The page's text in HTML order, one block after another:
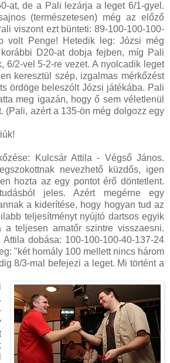
at, de a Pali lezárja a leget 6/1-gyel.
(természetesen) még az előző
viszont ezt bünteti: 89-100-100-100-
volt Penge! Hetedik leg: Józsi még
D20-at dobja fejben, míg Pali
6/2-vel 5-2-re vezet. A nyolcadik leget
keresztül szép, izgalmas mérkőzést
ördöge beleszólt Józsi játékába. Pali
meg igazán, hogy ő sem véletlenül
(Pali, azért a 135-ön még dolgozz egy
Kulcsár Attila - Végső János.
nevezhető küzdős, igen
hozta az egy pontot érő döntetlent.
jeles. Azért megérne egy
a kiderítése, hogy hogyan tud az
teljesítményt nyújtó dartsos egyik
a teljesen amatőr szintre visszaesni.
dobása: 100-100-100-40-137-24
"két homály 100 mellett nincs három
8/3-mal befejezi a leget. Mi történt a